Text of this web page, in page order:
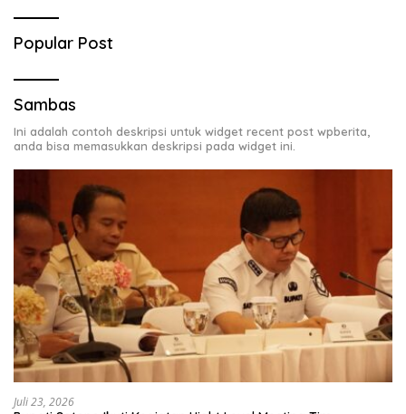
Popular Post
Sambas
Ini adalah contoh deskripsi untuk widget recent post wpberita,
anda bisa memasukkan deskripsi pada widget ini.
Juli 23, 2026